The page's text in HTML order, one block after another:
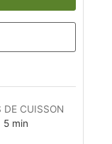
DE CUISSON
5 min